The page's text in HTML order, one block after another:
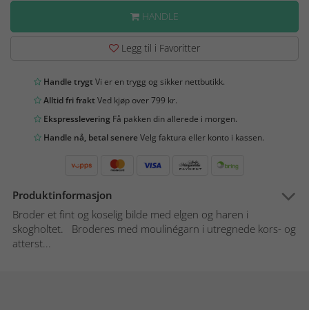
HANDLE
Legg til i Favoritter
Handle trygtVi er en trygg og sikker nettbutikk.
Alltid fri fraktVed kjøp over 799 kr.
Ekspresslevering Få pakken din allerede i morgen.
Handle nå, betal senereVelg faktura eller konto i kassen.
Produktinformasjon
Broder et fint og koselig bilde med elgen og haren i
skogholtet. Broderes med moulinégarn i utregnede kors- og
atterst...